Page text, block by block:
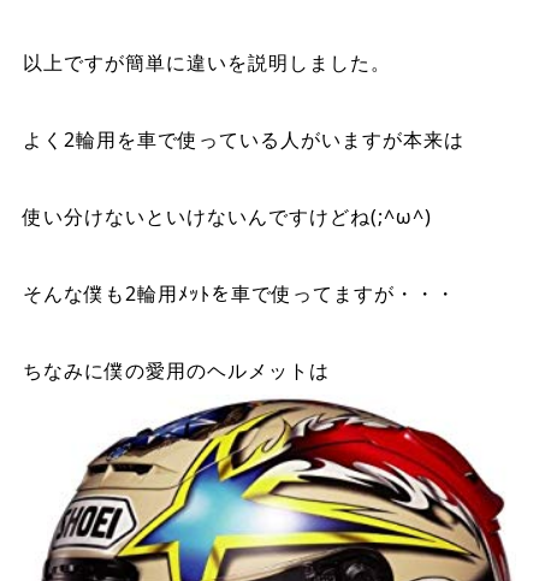
以上ですが簡単に違いを説明しました。
よく2輪用を車で使っている人がいますが本来は
使い分けないといけないんですけどね(;^ω^)
そんな僕も2輪用ﾒｯﾄを車で使ってますが・・・
ちなみに僕の愛用のヘルメットは